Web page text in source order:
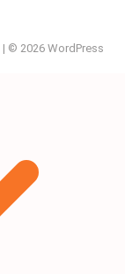
| © 2026 WordPress